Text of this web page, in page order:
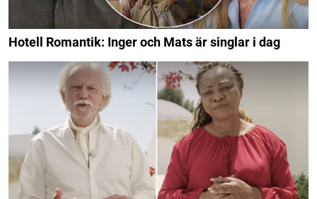
Hotell Romantik: Inger och Mats är singlar i dag